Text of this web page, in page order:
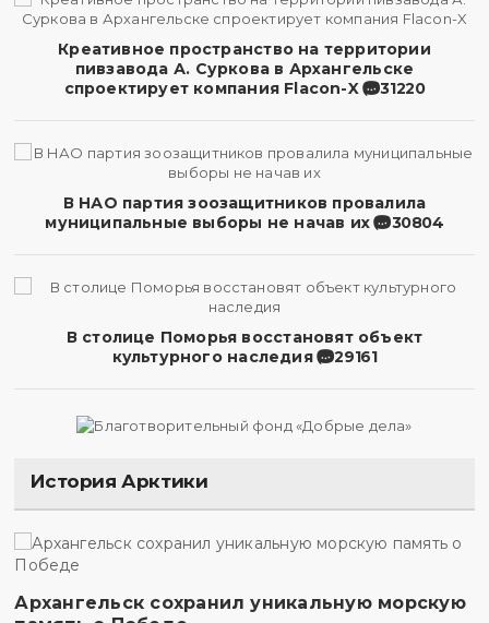
Креативное пространство на территории
пивзавода А. Суркова в Архангельске
спроектирует компания Flacon-X
31220
В НАО партия зоозащитников провалила
муниципальные выборы не начав их
30804
В столице Поморья восстановят объект
культурного наследия
29161
История Арктики
Архангельск сохранил уникальную морскую